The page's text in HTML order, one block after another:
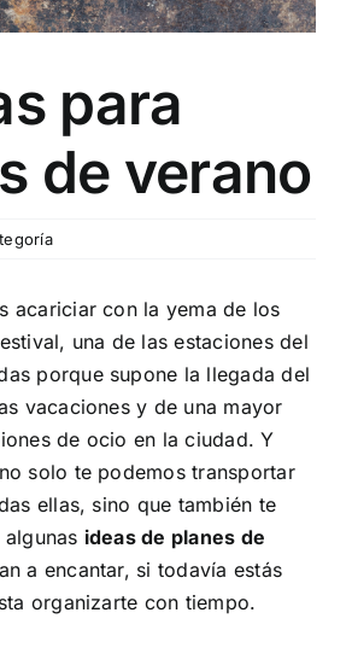
para
de verano
acariciar con la yema de los
una de las estaciones del
porque supone la llegada del
vacaciones y de una mayor
de ocio en la ciudad. Y
no solo te podemos transportar
ellas, sino que también te
ideas de planes de
a encantar, si todavía estás
organizarte con tiempo.